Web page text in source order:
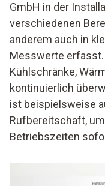
GmbH in der
verschiedenen
anderem auch in
Messwerte
Kühlschränke,
kontinuierlich
ist beispielsweise
Rufbereitschaft,
Betriebszeiten